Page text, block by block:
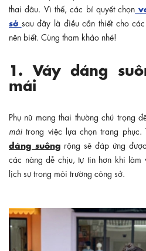
thai đâu. Vì thế, các bí quyết chọn
sở sau đây là điều cần thiết cho
nên biết. Cùng tham khảo nhé!
1. Váy dáng
mái
Phụ nữ mang thai thường chú trọng
mái trong việc lựa chọn trang phục.
dáng suôngrộng sẽ đáp ứng
các nàng dễ chịu, tự tin hơn khi làm
lịch sự trong môi trường công sở.